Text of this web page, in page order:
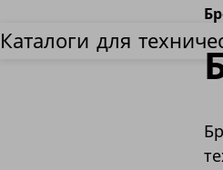
Каталоги для